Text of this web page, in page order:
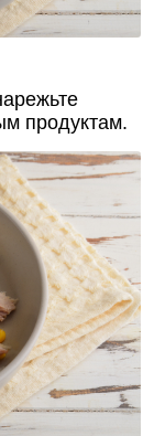
продуктам.